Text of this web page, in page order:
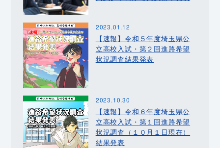
2023.01.12
【速報】令和５年度埼玉県公
立高校入試・第２回進路希望
状況調査結果発表
2023.10.30
【速報】令和６年度埼玉県公
立高校入試・第１回進路希望
状況調査（１０月１日現在）
結果発表